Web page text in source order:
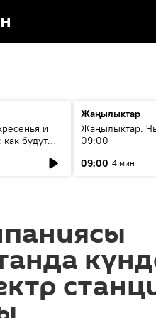
и
будут
Жаңылыктар
Жаңылыктар.
09:00
09:00 4 мин